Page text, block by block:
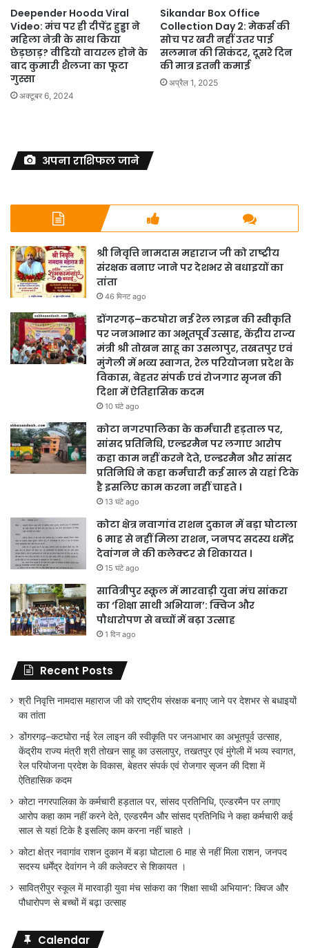
Deepender Hooda Viral
Video: मंच पर ही दीपेंद्र हुड्डा ने
महिला नेत्री के साथ किया
छेड़छाड़? वीडियो वायरल होने के
बाद कुमारी शैलजा का फूटा
गुस्सा
अक्टूबर 6, 2024
Sikandar Box Office
Collection Day 2: मेकर्स की
सोच पर खरी नहीं उतर पाई
सलमान की सिकंदर, दूसरे दिन
की मात्र इतनी कमाई
अप्रैल 1, 2025
अपना राशिफल जाने
श्री निवृत्ति नामदास महाराज जी को राष्ट्रीय
संरक्षक बनाए जाने पर देशभर से बधाइयों का
तांता
46 मिनट ago
डोंगरगढ़–कटघोरा नई रेल लाइन की स्वीकृति
पर जनआभार का अभूतपूर्व उत्साह, केंद्रीय राज्य
मंत्री श्री तोखन साहू का उसलापुर, तखतपुर एवं
मुंगेली में भव्य स्वागत, रेल परियोजना प्रदेश के
विकास, बेहतर संपर्क एवं रोजगार सृजन की
दिशा में ऐतिहासिक कदम
10 घंटे ago
कोटा नगरपालिका के कर्मचारी हड़ताल पर,
सांसद प्रतिनिधि, एल्डरमैन पर लगाए आरोप
कहा काम नहीं करने देते, एल्डरमैन और सांसद
प्रतिनिधि ने कहा कर्मचारी कई साल से यहां टिके
है इसलिए काम करना नहीं चाहते ।
13 घंटे ago
कोटा क्षेत्र नवागांव राशन दुकान में बड़ा घोटाला
6 माह से नहीं मिला राशन, जनपद सदस्य धर्मेंद्र
देवांगन ने की कलेक्टर से शिकायत ।
15 घंटे ago
सावित्रीपुर स्कूल में मारवाड़ी युवा मंच सांकरा
का ‘शिक्षा साथी अभियान’: क्विज और
पौधारोपण से बच्चों में बढ़ा उत्साह
1 दिन ago
Recent Posts
श्री निवृत्ति नामदास महाराज जी को राष्ट्रीय संरक्षक बनाए जाने पर देशभर से बधाइयों
का तांता
डोंगरगढ़–कटघोरा नई रेल लाइन की स्वीकृति पर जनआभार का अभूतपूर्व उत्साह,
केंद्रीय राज्य मंत्री श्री तोखन साहू का उसलापुर, तखतपुर एवं मुंगेली में भव्य स्वागत,
रेल परियोजना प्रदेश के विकास, बेहतर संपर्क एवं रोजगार सृजन की दिशा में
ऐतिहासिक कदम
कोटा नगरपालिका के कर्मचारी हड़ताल पर, सांसद प्रतिनिधि, एल्डरमैन पर लगाए
आरोप कहा काम नहीं करने देते, एल्डरमैन और सांसद प्रतिनिधि ने कहा कर्मचारी कई
साल से यहां टिके है इसलिए काम करना नहीं चाहते ।
कोटा क्षेत्र नवागांव राशन दुकान में बड़ा घोटाला 6 माह से नहीं मिला राशन, जनपद
सदस्य धर्मेंद्र देवांगन ने की कलेक्टर से शिकायत ।
सावित्रीपुर स्कूल में मारवाड़ी युवा मंच सांकरा का ‘शिक्षा साथी अभियान’: क्विज और
पौधारोपण से बच्चों में बढ़ा उत्साह
Calendar